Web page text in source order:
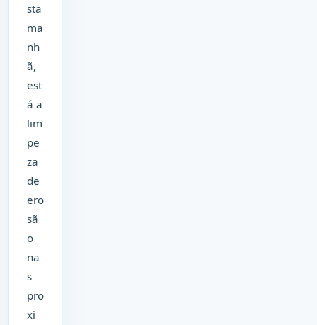
sta
ma
nh
ã,
est
á a
lim
pe
za
de
ero
sã
o
na
s
pro
xi